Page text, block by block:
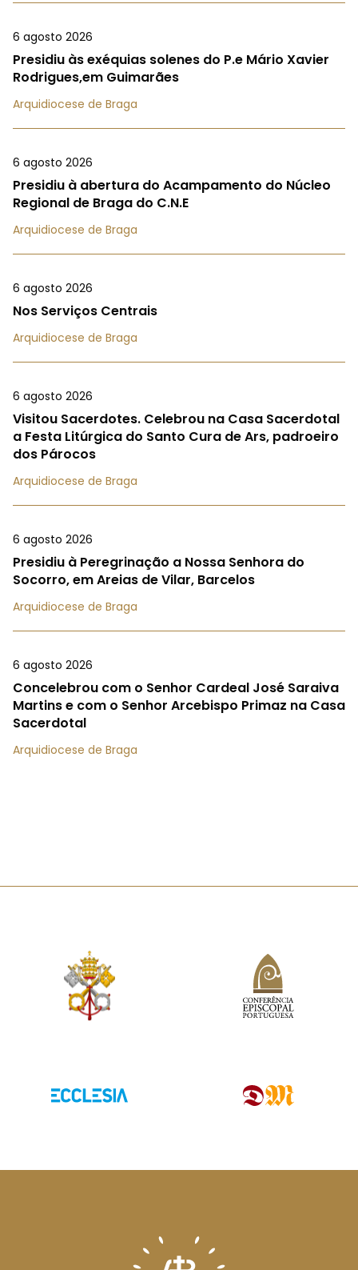
6 agosto 2026
Presidiu às exéquias solenes do P.e Mário Xavier
Rodrigues,em Guimarães
Arquidiocese de Braga
6 agosto 2026
Presidiu à abertura do Acampamento do Núcleo
Regional de Braga do C.N.E
Arquidiocese de Braga
6 agosto 2026
Nos Serviços Centrais
Arquidiocese de Braga
6 agosto 2026
Visitou Sacerdotes. Celebrou na Casa Sacerdotal
a Festa Litúrgica do Santo Cura de Ars, padroeiro
dos Párocos
Arquidiocese de Braga
6 agosto 2026
Presidiu à Peregrinação a Nossa Senhora do
Socorro, em Areias de Vilar, Barcelos
Arquidiocese de Braga
6 agosto 2026
Concelebrou com o Senhor Cardeal José Saraiva
Martins e com o Senhor Arcebispo Primaz na Casa
Sacerdotal
Arquidiocese de Braga